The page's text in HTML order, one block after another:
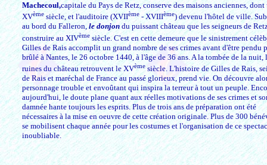
Machecoul,capitale du Pays de Retz, conserve des maisons anciennes, dont
XVèmesiècle, et l'auditoire (XVIIème- XVIIIème) devenu l'hôtel de ville.
au bord du Falleron,le donjondu puissant château que les seigneurs de
construire au XIVèmesiècle. C'est en cette demeure que le sinistrement
Gilles de Rais accomplit un grand nombre de ses crimes avant d'être pendu
brûlé à Nantes, le 26 octobre 1440, à l'âge de 36 ans. A la tombée de la nuit,
ruines du château retrouvent le XVèmesiècle. L'histoire de Gilles de Rais,
de Rais et maréchal de France au passé glorieux, prend vie. On découvre
personnage trouble et envoûtant qui inspira la terreur à tout un peuple.
aujourd'hui, le doute plane quant aux réelles motivations de ses crimes et
damnée hante toujours les esprits. Plus de trois ans de préparation ont été
nécessaires à la mise en oeuvre de cette création originale. Plus de 300
se mobilisent chaque année pour les costumes et l'organisation de ce
inoubliable.